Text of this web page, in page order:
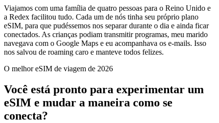
Viajamos com uma família de quatro pessoas para o Reino Unido e
a Redex facilitou tudo. Cada um de nós tinha seu próprio plano
eSIM, para que pudéssemos nos separar durante o dia e ainda ficar
conectados. As crianças podiam transmitir programas, meu marido
navegava com o Google Maps e eu acompanhava os e-mails. Isso
nos salvou de roaming caro e manteve todos felizes.
O melhor eSIM de viagem de 2026
Você está pronto para experimentar um
eSIM e mudar a maneira como se
conecta?